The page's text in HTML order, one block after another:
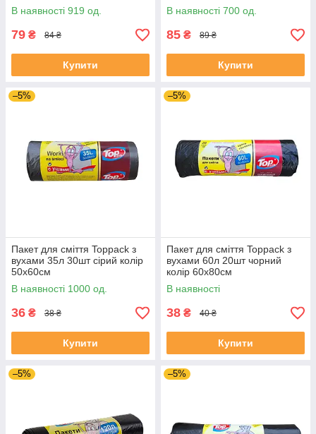
В наявності 919 од.
79 ₴ 84 ₴
Купити
В наявності 700 од.
85 ₴ 89 ₴
Купити
–5%
Пакет для сміття Toppack з
вухами 35л 30шт сірий колір
50х60см
В наявності 1000 од.
36 ₴ 38 ₴
Купити
–5%
Пакет для сміття Toppack з
вухами 60л 20шт чорний
колір 60х80см
В наявності
38 ₴ 40 ₴
Купити
–5% –5%